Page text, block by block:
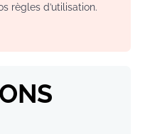
règles d’utilisation.